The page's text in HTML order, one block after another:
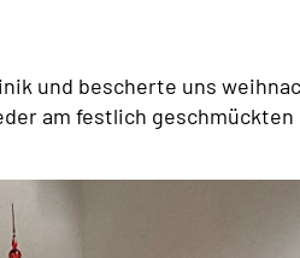
und bescherte uns
am festlich geschmückten